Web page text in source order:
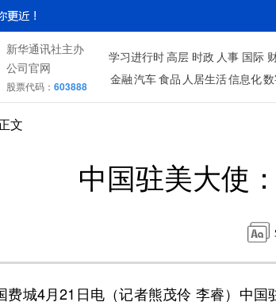
新华通讯社主办
公司官网
股票代码： 603888
学习进行时 高层 时政 人事 国际
金融 汽车 食品 人居生活信息化
文
中国驻美大使
4月21日电（记者熊茂伶 李睿）中国